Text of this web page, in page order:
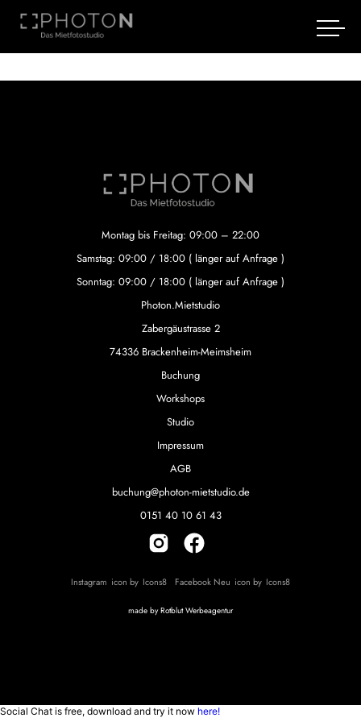
Montag bis Freitag: 09:00 – 22:00
Samstag: 09:00 / 18:00 ( länger auf Anfrage )
Sonntag: 09:00 / 18:00 ( länger auf Anfrage )
Photon.Mietstudio
Zabergäustrasse 2
74336 Brackenheim-Meimsheim
Buchung
Workshops
Studio
Impressum
AGB
buchung@photon-mietstudio.de
0151 40 10 61 43
Instagram icon by Icons8 Facebook Neu icon by Icons8
made byRotblut Werbeagentur
Social Chat is free, download and try it now here!